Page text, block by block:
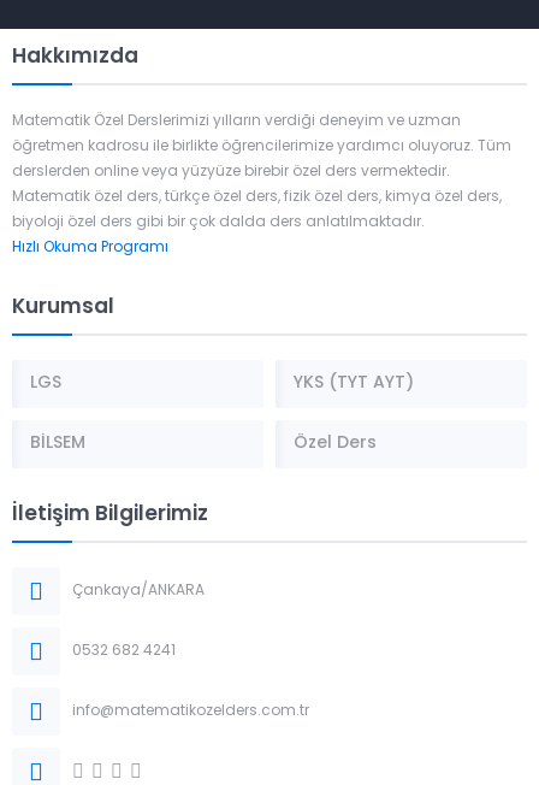
Hakkımızda
Matematik Özel Derslerimizi yılların verdiği deneyim ve uzman
öğretmen kadrosu ile birlikte öğrencilerimize yardımcı oluyoruz. Tüm
derslerden online veya yüzyüze birebir özel ders vermektedir.
Matematik özel ders, türkçe özel ders, fizik özel ders, kimya özel ders,
biyoloji özel ders gibi bir çok dalda ders anlatılmaktadır.
Hızlı Okuma Programı
Kurumsal
LGS YKS (TYT AYT)
BİLSEM Özel Ders
İletişim Bilgilerimiz
Çankaya/ANKARA
0532 682 4241
info@matematikozelders.com.tr